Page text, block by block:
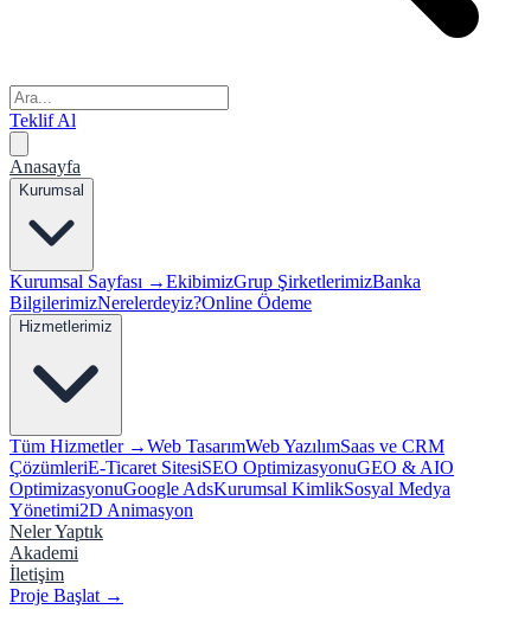
Teklif Al
Anasayfa
Kurumsal
Kurumsal Sayfası →EkibimizGrup ŞirketlerimizBanka
BilgilerimizNerelerdeyiz?Online Ödeme
Hizmetlerimiz
Tüm Hizmetler →Web TasarımWeb YazılımSaas ve CRM
ÇözümleriE-Ticaret SitesiSEO OptimizasyonuGEO & AIO
OptimizasyonuGoogle AdsKurumsal KimlikSosyal Medya
Yönetimi2D Animasyon
Neler Yaptık
Akademi
İletişim
Proje Başlat →